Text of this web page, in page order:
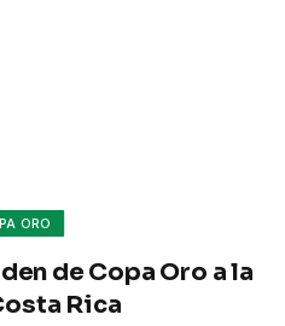
ORO
de Copa Oro a la
Rica